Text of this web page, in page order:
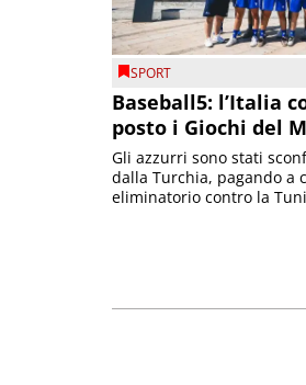
SPORT
Baseball5: l’Italia
posto i Giochi del
Gli azzurri sono stati
dalla Turchia, pagando a
eliminatorio contro la